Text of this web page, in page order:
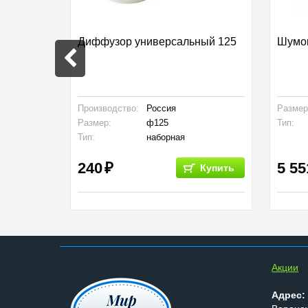
Диффузор универсальный 125
Производство:
Россия
Размер:
ф125
Тип:
наборная
240 Купить
Тип:
5
Aкции
Адрес: